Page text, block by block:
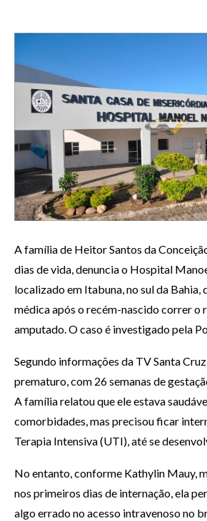
A família de Heitor Santos da
dias de vida, denuncia o Hospital
localizado em Itabuna, no sul da Bahia,
médica após o recém-nascido correr o
amputado. O caso é investigado pela
Segundo informações da TV Santa
prematuro, com 26 semanas de
A família relatou que ele estava
comorbidades, mas precisou ficar
Terapia Intensiva (UTI), até se
No entanto, conforme Kathylin Mauy,
nos primeiros dias de internação, ela
algo errado no acesso intravenoso no